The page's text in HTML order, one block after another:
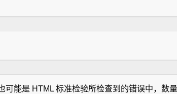
能是 HTML 标准检验所检查到的错误中，数量